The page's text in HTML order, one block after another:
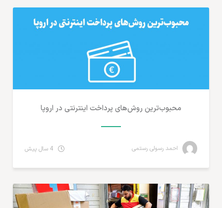
محبوب‌ترین روش‌‌های پرداخت اینترنتی در اروپا
احمد رسولی رستمی